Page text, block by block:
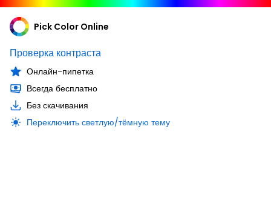
Pick Color Online
Проверка контраста
Онлайн-пипетка
Всегда бесплатно
Без скачивания
Переключить светлую/тёмную тему